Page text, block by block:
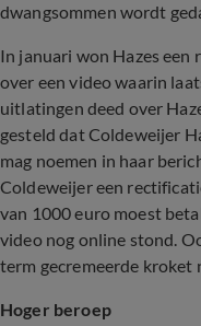
dwangsommen wordt
In januari won Hazes een
over een video waarin
uitlatingen deed over
gesteld dat Coldeweijer
mag noemen in haar
Coldeweijer een
van 1000 euro moest
video nog online stond.
term gecremeerde kroket
Hoger beroep